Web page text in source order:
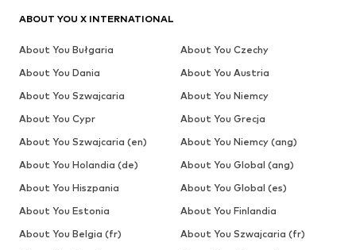
ABOUT YOU X INTERNATIONAL
About You Bułgaria
About You Czechy
About You Dania
About You Austria
About You Szwajcaria
About You Niemcy
About You Cypr
About You Grecja
About You Szwajcaria (en)
About You Niemcy (ang)
About You Holandia (de)
About You Global (ang)
About You Hiszpania
About You Global (es)
About You Estonia
About You Finlandia
About You Belgia (fr)
About You Szwajcaria (fr)